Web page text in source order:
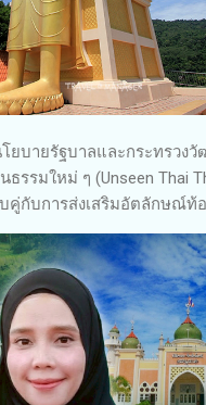
ายรัฐบาลและกระทรวงวั
ธรรมใหม่ ๆ (Unseen
กับการส่งเสริมอัตลักษณ์ท้